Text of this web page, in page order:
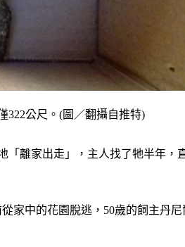
322公尺。(圖／翻攝自推特)
離家出走」，主人找了牠半年，
家中的花園脫逃，50歲的飼主丹